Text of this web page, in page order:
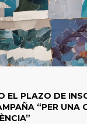
EL PLAZO DE
“PER UNA